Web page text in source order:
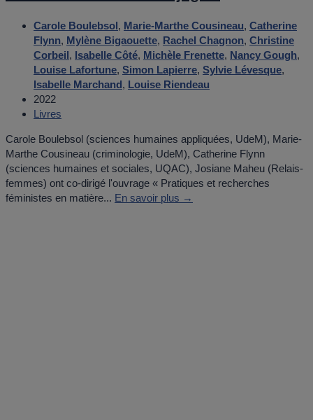
Carole Boulebsol, Marie-Marthe Cousineau, Catherine
Flynn, Mylène Bigaouette, Rachel Chagnon, Christine
Corbeil, Isabelle Côté, Michèle Frenette, Nancy Gough,
Louise Lafortune, Simon Lapierre, Sylvie Lévesque,
Isabelle Marchand, Louise Riendeau
2022
Livres
Carole Boulebsol (sciences humaines appliquées, UdeM), Marie-
Marthe Cousineau (criminologie, UdeM), Catherine Flynn
(sciences humaines et sociales, UQAC), Josiane Maheu (Relais-
femmes) ont co-dirigé l'ouvrage « Pratiques et recherches
féministes en matière... En savoir plus →